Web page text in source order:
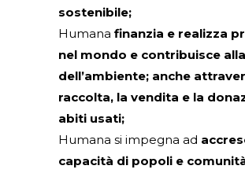
sostenibile;
Humana finanzia e realizza
nel mondo e contribuisce
dell’ambiente; anche
raccolta, la vendita e la
abiti usati;
Humana si impegna ad
capacità di popoli e